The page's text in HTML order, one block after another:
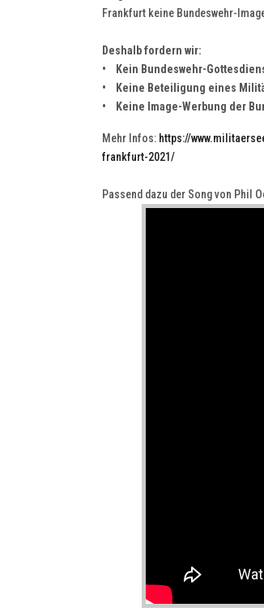
Frankfurt keine Bundeswehr-
Deshalb fordern wir:
• Kein Bundeswehr-
• Keine Beteiligung eines
• Keine Image-Werbung der
Mehr Infos: https://
frankfurt-2021/
Passend dazu der Song von Phil